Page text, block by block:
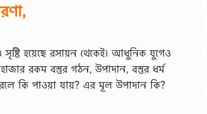
সৃষ্টি হয়েছে রসায়ন থেকেই। আধুনিক যুগেও
রকম বস্তুর গঠন, উপাদান, বস্তুর ধর্ম
কি পাওয়া যায়? এর মূল উপাদান কি?